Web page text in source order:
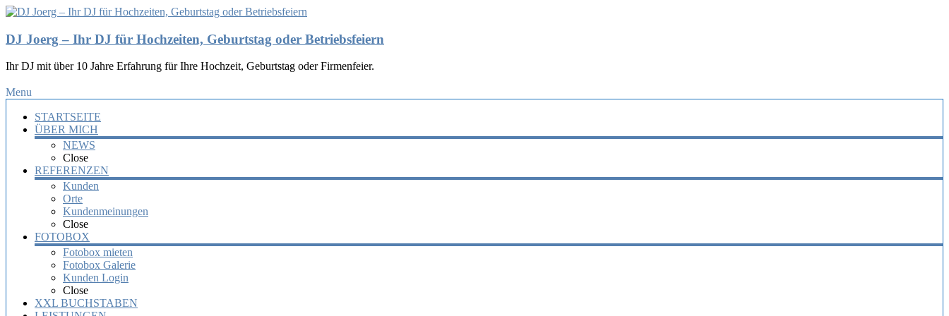
DJ Joerg – Ihr DJ für Hochzeiten, Geburtstag oder Betriebsfeiern
Ihr DJ mit über 10 Jahre Erfahrung für Ihre Hochzeit, Geburtstag oder Firmenfeier.
Menu
STARTSEITE
ÜBER MICH
NEWS
Close
REFERENZEN
Kunden
Orte
Kundenmeinungen
Close
FOTOBOX
Fotobox mieten
Fotobox Galerie
Kunden Login
Close
XXL BUCHSTABEN